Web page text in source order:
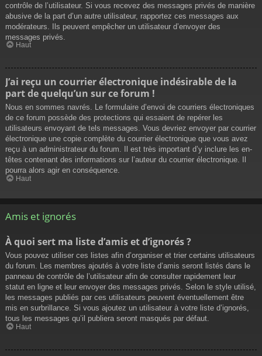
contrôle de l’utilisateur. Si vous recevez des messages privés de manière
abusive de la part d’un autre utilisateur, rapportez ces messages aux
modérateurs. Ils peuvent empêcher un utilisateur d’envoyer des
messages privés.
Haut
J’ai reçu un courrier électronique indésirable de la
part de quelqu’un sur ce forum !
Nous en sommes navrés. Le formulaire d’envoi de courriers électroniques
de ce forum possède des protections qui essaient de repérer les
utilisateurs envoyant de tels messages. Vous devriez envoyer par courrier
électronique une copie complète du courrier électronique que vous avez
reçu à un administrateur du forum. Il est très important d’y inclure les en-
têtes contenant des informations sur l’auteur du courrier électronique. Il
pourra alors agir en conséquence.
Haut
Amis et ignorés
À quoi sert ma liste d’amis et d’ignorés ?
Vous pouvez utiliser ces listes afin d’organiser et trier certains utilisateurs
du forum. Les membres ajoutés à votre liste d’amis seront listés dans le
panneau de contrôle de l’utilisateur afin de consulter rapidement leur
statut en ligne et leur envoyer des messages privés. Selon le style utilisé,
les messages publiés par ces utilisateurs peuvent éventuellement être
mis en surbrillance. Si vous ajoutez un utilisateur à votre liste d’ignorés,
tous les messages qu’il publiera seront masqués par défaut.
Haut